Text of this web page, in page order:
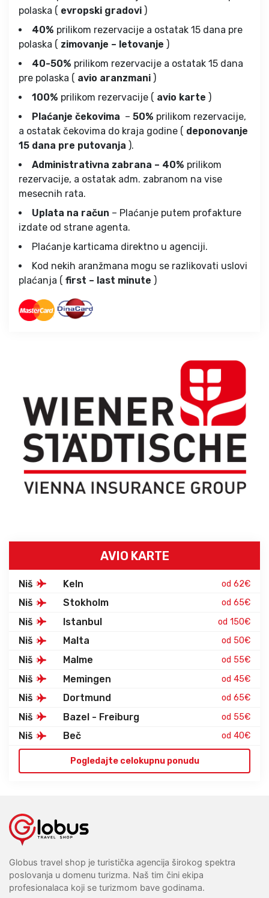
polaska ( evropski gradovi )
40% prilikom rezervacije a ostatak 15 dana pre
polaska ( zimovanje – letovanje )
40-50% prilikom rezervacije a ostatak 15 dana
pre polaska ( avio aranzmani )
100% prilikom rezervacije ( avio karte )
Plaćanje čekovima – 50% prilikom rezervacije,
a ostatak čekovima do kraja godine ( deponovanje
15 dana pre putovanja ).
Administrativna zabrana – 40% prilikom
rezervacije, a ostatak adm. zabranom na vise
mesecnih rata.
Uplata na račun – Plaćanje putem profakture
izdate od strane agenta.
Plaćanje karticama direktno u agenciji.
Kod nekih aranžmana mogu se razlikovati uslovi
plaćanja ( first – last minute )
AVIO KARTE
Niš Keln od 62€
Niš Stokholm od 65€
Niš Istanbul od 150€
Niš Malta od 50€
Niš Malme od 55€
Niš Memingen od 45€
Niš Dortmund od 65€
Niš Bazel - Freiburg od 55€
Niš Beč od 40€
Pogledajte celokupnu ponudu
Globus travel shop je turistička agencija širokog spektra
poslovanja u domenu turizma. Naš tim čini ekipa
profesionalaca koji se turizmom bave godinama.